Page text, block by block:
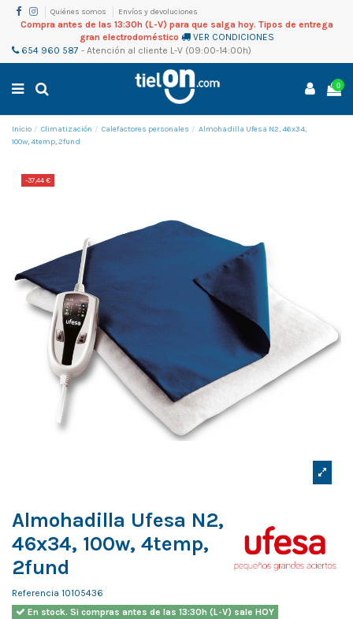
Quiénes somos Envíos y devoluciones
Compra antes de las 13:30h (L-V) para que salga hoy. Tipos de entrega
gran electrodoméstico
VER CONDICIONES
654 960 587 - Atención al cliente L-V (09:00-14:00h)
0
Inicio Climatización Calefactores personales
Almohadilla Ufesa N2, 46x34,
100w, 4temp, 2fund
-37,44 €
Almohadilla Ufesa N2,
46x34, 100w, 4temp,
2fund
Referencia 10105436
En stock. Si compras antes de las 13:30h (L-V) sale HOY